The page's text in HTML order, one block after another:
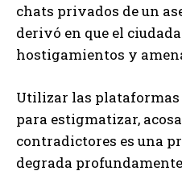
chats privados de un
derivó en que el
hostigamientos y
Utilizar las
para estigmatizar,
contradictores es una
degrada